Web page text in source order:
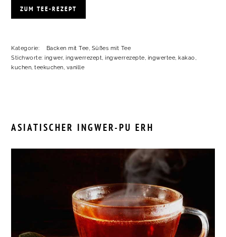
ZUM TEE-REZEPT
Kategorie: Backen mit Tee, Süßes mit Tee
Stichworte:ingwer,ingwerrezept,ingwerrezepte, ingwertee, kakao,
kuchen,teekuchen, vanille
ASIATISCHER INGWER-PU ERH